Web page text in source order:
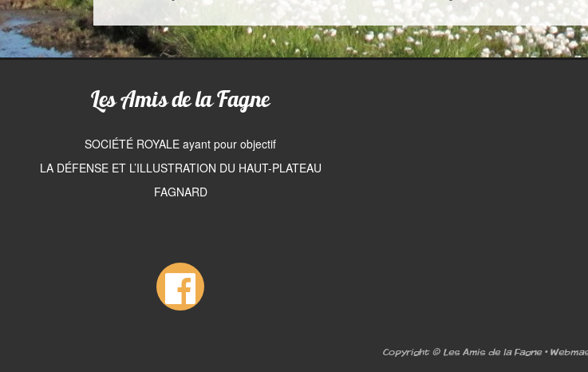
Les Amis de la Fagne
SOCIÉTÉ ROYALE ayant pour objectif
LA DÉFENSE ET L’ILLUSTRATION DU HAUT-PLATEAU
FAGNARD
Copyright © Les Amis de la Fagne •